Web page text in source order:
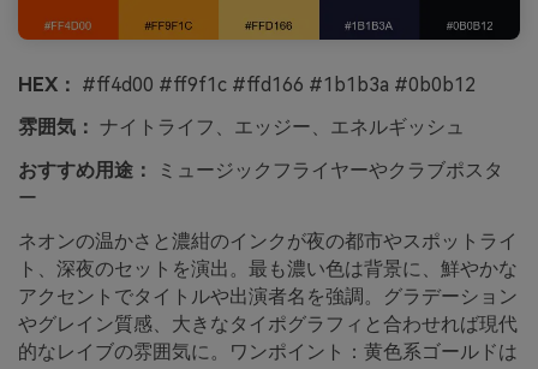
HEX： #ff4d00 #ff9f1c #ffd166 #1b1b3a #0b0b12
雰囲気： ナイトライフ、エッジー、エネルギッシュ
おすすめ用途：
ミュージックフライヤーやクラブポスタ
ー
ネオンの温かさと濃紺のインクが夜の都市やスポットライ
ト、深夜のセットを演出。最も濃い色は背景に、鮮やかな
アクセントでタイトルや出演者名を強調。グラデーション
やグレイン質感、大きなタイポグラフィと合わせれば現代
的なレイブの雰囲気に。ワンポイント：黄色系ゴールドは